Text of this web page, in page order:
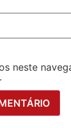
neste